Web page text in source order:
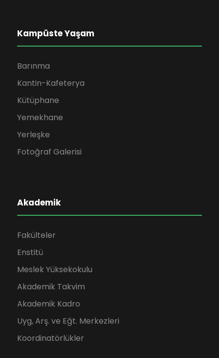
Kampüste Yaşam
Barınma
Kantin-Kafeterya
Kütüphane
Yemekhane
Yerleşke
Fotoğraf Galerisi
Akademik
Fakülteler
Enstitü
Meslek Yüksekokulu
Akademik Takvim
Akademik Kadro
Uyg, Arş. ve Eğt. Merkezleri
Koordinatörlükler